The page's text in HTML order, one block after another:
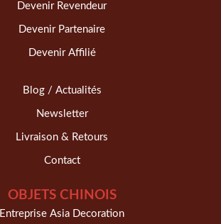
Devenir Revendeur
Devenir Partenaire
Devenir Affilié
Blog / Actualités
Newsletter
Livraison & Retours
Contact
OBJETS CHINOIS
Entreprise Asia Decoration